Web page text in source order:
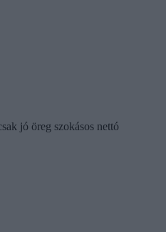
jó öreg szokásos nettó